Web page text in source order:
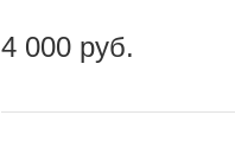
4 000 руб.